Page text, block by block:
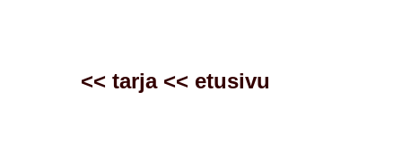
<< tarja<< etusivu